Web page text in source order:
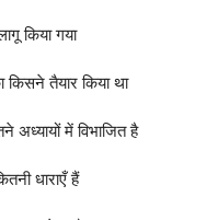
किया गया
किसने तैयार किया था
अध्यायों में विभाजित है
धाराएँ हैं